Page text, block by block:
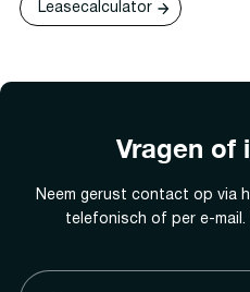
Leasecalculator
Vragen of
Neem gerust contact op via
telefonisch of per e-mail.